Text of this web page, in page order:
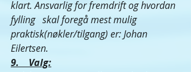
klart. Ansvarlig for fremdrift og hvordan
fylling   skal foregå mest mulig
praktisk(nøkler/tilgang) er: Johan
Eilertsen.
9.    Valg: